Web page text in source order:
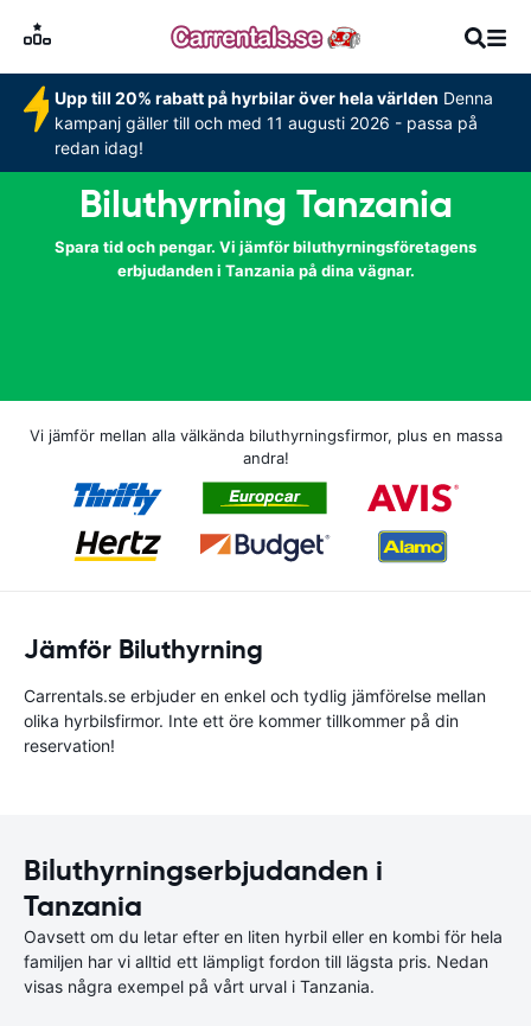
Upp till 20% rabatt på hyrbilar över hela världen Denna
kampanj gäller till och med 11 augusti 2026 - passa på
redan idag!
Biluthyrning Tanzania
Spara tid och pengar. Vi jämför biluthyrningsföretagens
erbjudanden i Tanzania på dina vägnar.
Vi jämför mellan alla välkända biluthyrningsfirmor, plus en massa
andra!
Jämför Biluthyrning
Carrentals.se erbjuder en enkel och tydlig jämförelse mellan
olika hyrbilsfirmor. Inte ett öre kommer tillkommer på din
reservation!
Biluthyrningserbjudanden i
Tanzania
Oavsett om du letar efter en liten hyrbil eller en kombi för hela
familjen har vi alltid ett lämpligt fordon till lägsta pris. Nedan
visas några exempel på vårt urval i Tanzania.